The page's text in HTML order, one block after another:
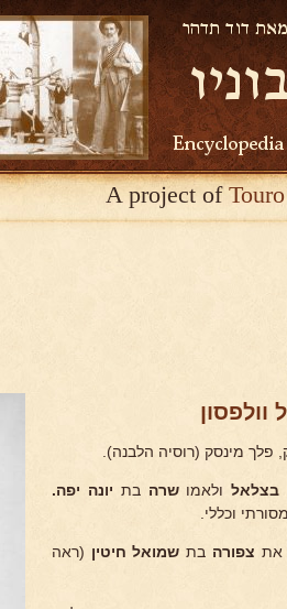
A project of
וולפסון
פלך מינסק (רוסיה הלבנה).
בצלאלולאמו שרה בת יונה יפה.
וכללי.
את צפורה בת שמואל חיטין (ראה